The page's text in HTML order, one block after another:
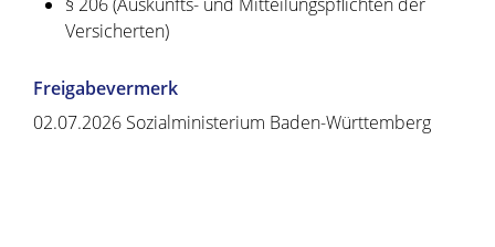
Versicherten)
Freigabevermerk
02.07.2026 Sozialministerium Baden-Württemberg